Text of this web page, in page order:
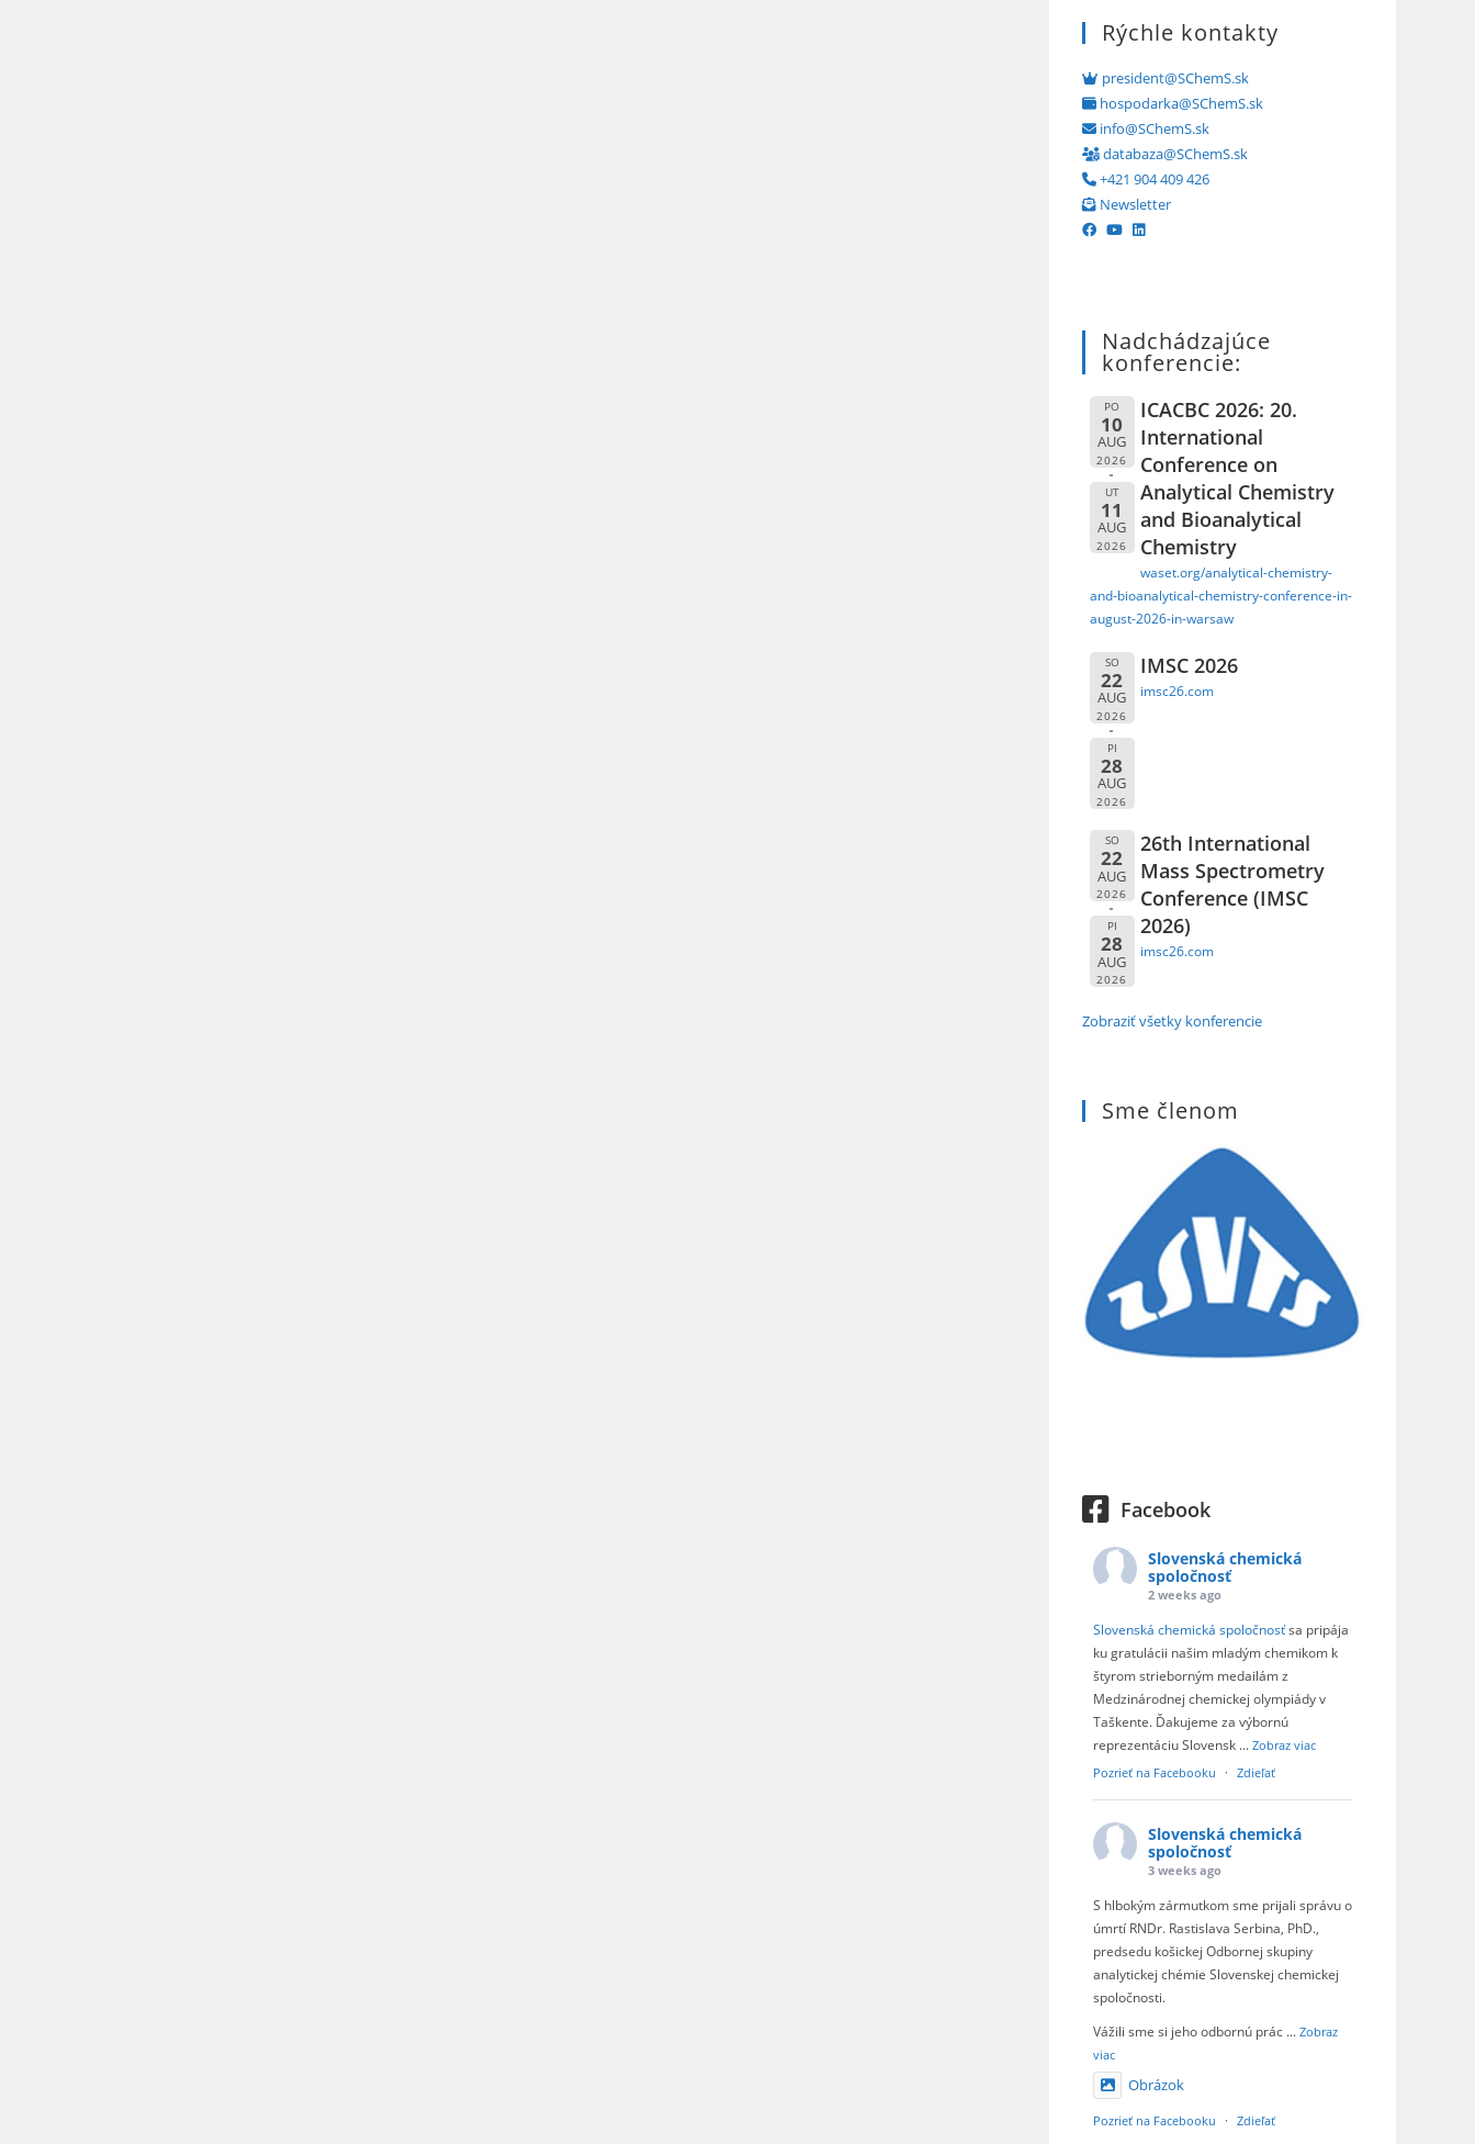
Rýchle kontakty
president@SChemS.sk
hospodarka@SChemS.sk
info@SChemS.sk
databaza@SChemS.sk
+421 904 409 426
Newsletter
Nadchádzajúce
konferencie:
PO
10
AUG
2026
UT
11
AUG
2026
ICACBC 2026: 20.
International
Conference on
Analytical Chemistry
and Bioanalytical
Chemistry
waset.org/analytical-chemistry-
and-bioanalytical-chemistry-conference-in-
august-2026-in-warsaw
SO
22
AUG
2026
PI
28
AUG
2026
IMSC 2026
imsc26.com
SO
22
AUG
2026
PI
28
AUG
2026
26th International
Mass Spectrometry
Conference (IMSC
2026)
imsc26.com
Zobraziť všetky konferencie
Sme členom
Facebook
Slovenská chemická
spoločnosť
2 weeks ago
Slovenská chemická spoločnosťsa pripája
ku gratulácii našim mladým chemikom k
štyrom strieborným medailám z
Medzinárodnej chemickej olympiády v
Taškente. Ďakujeme za výbornú
reprezentáciu Slovensk ... Zobraz viac
Pozrieť na Facebooku
· Zdieľať
Slovenská chemická
spoločnosť
3 weeks ago
S hlbokým zármutkom sme prijali správu o
úmrtí RNDr. Rastislava Serbina, PhD.,
predsedu košickej Odbornej skupiny
analytickej chémie Slovenskej chemickej
spoločnosti.
Vážili sme si jeho odbornú prác ... Zobraz
viac
Obrázok
Pozrieť na Facebooku · Zdieľať